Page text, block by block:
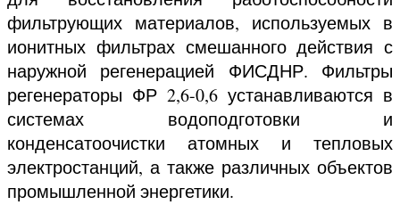
фильтрующих материалов, используемых в
ионитных фильтрах смешанного действия с
наружной регенерацией ФИСДНР. Фильтры
регенераторы ФР 2,6-0,6 устанавливаются в
системах водоподготовки и
конденсатоочистки атомных и тепловых
электростанций, а также различных объектов
промышленной энергетики.